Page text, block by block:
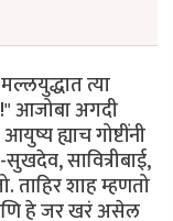
त्या
आजोबा अगदी
ह्याच गोष्टींनी
सावित्रीबाई,
शाह म्हणतो
हे जर खरं असेल